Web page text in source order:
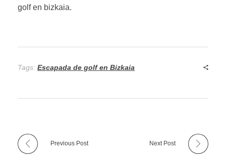
golf en bizkaia.
Tags: Escapada de golf en Bizkaia
Previous Post Next Post